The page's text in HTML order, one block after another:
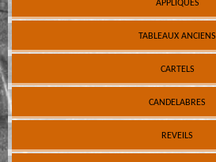
APPLIQUES
TABLEAUX ANCIENS
CARTELS
CANDELABRES
REVEILS